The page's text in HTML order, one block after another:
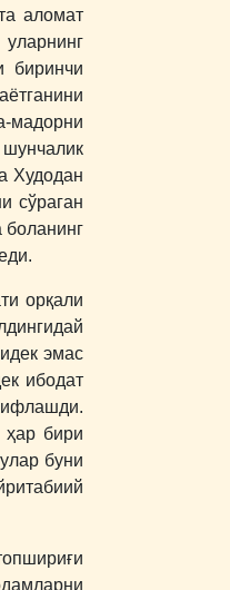
аломат
биринчи
мадорни
Худодан
сўраган
боланинг
орқали
эмас
ибодат
ҳар бири
буни